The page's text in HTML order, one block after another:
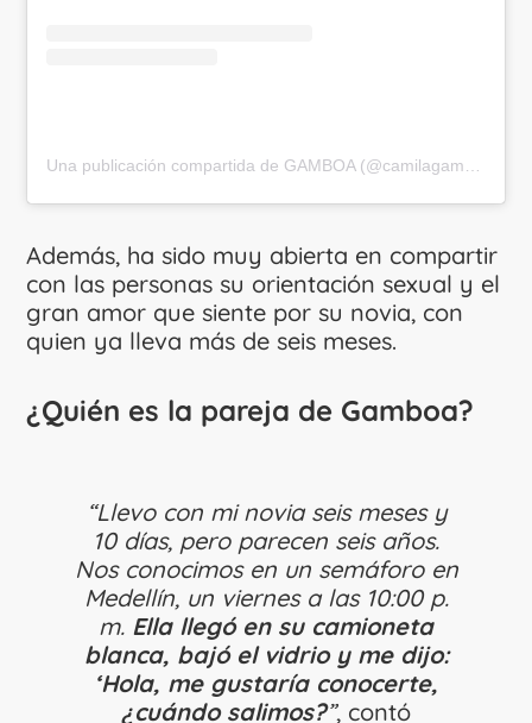
Además, ha sido muy abierta en compartir
con las personas su orientación sexual y el
gran amor que siente por su novia, con
quien ya lleva más de seis meses.
¿Quién es la pareja de Gamboa?
“Llevo con mi novia seis meses y
10 días, pero parecen seis años.
Nos conocimos en un semáforo en
Medellín, un viernes a las 10:00 p.
m. Ella llegó en su camioneta
blanca, bajó el vidrio y me dijo:
‘Hola, me gustaría conocerte,
¿cuándo salimos?”, contó